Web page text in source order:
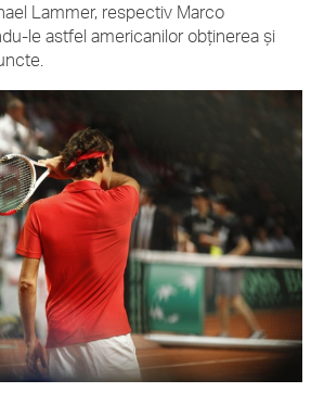
Lammer, respectiv Marco
le astfel americanilor obținerea și